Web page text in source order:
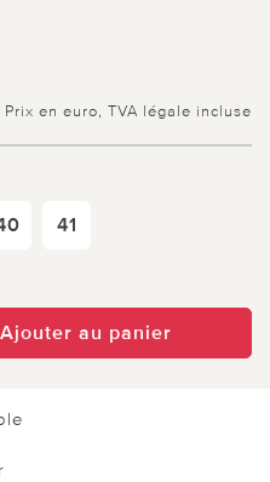
Prix en euro, TVA légale incluse
41
Ajouter au panier